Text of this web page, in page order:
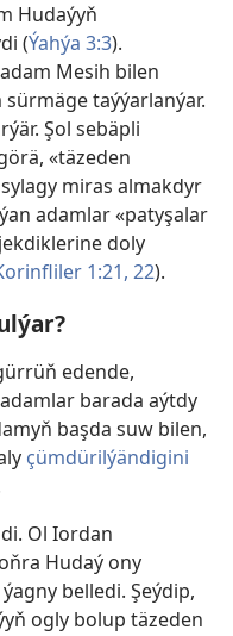
Hudaýyň
(Ýahýa 3:3).
Mesih bilen
taýýarlanýar.
Şol sebäpli
«täzeden
miras almakdyr
adamlar «patyşalar
doly
1:21, 22).
edende,
barada aýtdy
başda suw bilen,
çümdürilýändigini
Ol Iordan
Hudaý ony
belledi. Şeýdip,
ogly bolup täzeden